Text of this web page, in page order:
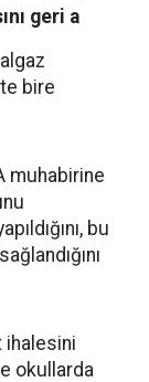
geri a
bire
muhabirine
bu
ihalesini
okullarda